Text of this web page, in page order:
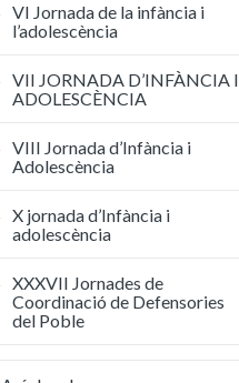
VI Jornada de la infància i
l’adolescència
VII JORNADA D’INFÀNCIA I
ADOLESCÈNCIA
VIII Jornada d’Infància i
Adolescència
X jornada d’Infància i
adolescència
XXXVII Jornades de
Coordinació de Defensories
del Poble